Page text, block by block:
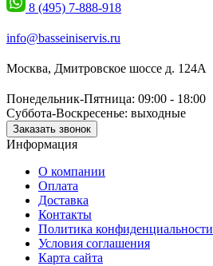
8 (495) 7-888-918
info@basseiniservis.ru
Москва, Дмитровское шоссе д. 124А
Понедельник-Пятница: 09:00 - 18:00
Суббота-Воскресенье: выходные
Заказать звонок
Информация
О компании
Оплата
Доставка
Контакты
Политика конфиденциальности
Условия соглашения
Карта сайта